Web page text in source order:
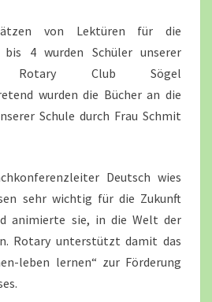
HÜMMLING
ZU
SÖGEL
von Lektüren für die
4 wurden Schüler unserer
Rotary Club Sögel
wurden die Bücher an die
Schule durch Frau Schmit
Deutsch wies
sehr wichtig für die Zukunft
animierte sie, in die Welt der
Rotary unterstützt damit das
leben lernen“ zur Förderung